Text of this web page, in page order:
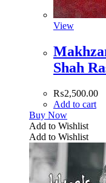
View
Shah
₨2,500.00
Add to cart
Buy Now
Add to Wishlist
Add to Wishlist